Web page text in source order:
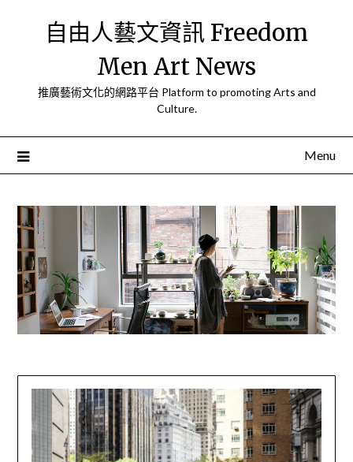
自由人藝文資訊 Freedom
Men Art News
推廣藝術文化的網路平台 Platform to promoting Arts and
Culture.
Menu